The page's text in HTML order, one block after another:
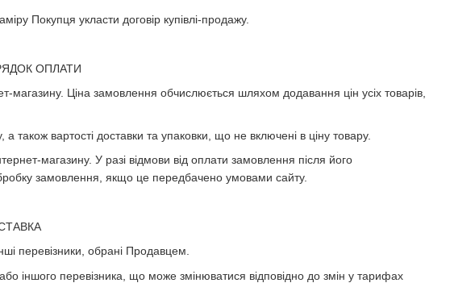
Покупця укласти договір купівлі-продажу.
ОПЛАТИ
магазину. Ціна замовлення обчислюється шляхом додавання цін усіх товарів,
також вартості доставки та упаковки, що не включені в ціну товару.
магазину. У разі відмови від оплати замовлення після його
замовлення, якщо це передбачено умовами сайту.
перевізники, обрані Продавцем.
іншого перевізника, що може змінюватися відповідно до змін у тарифах